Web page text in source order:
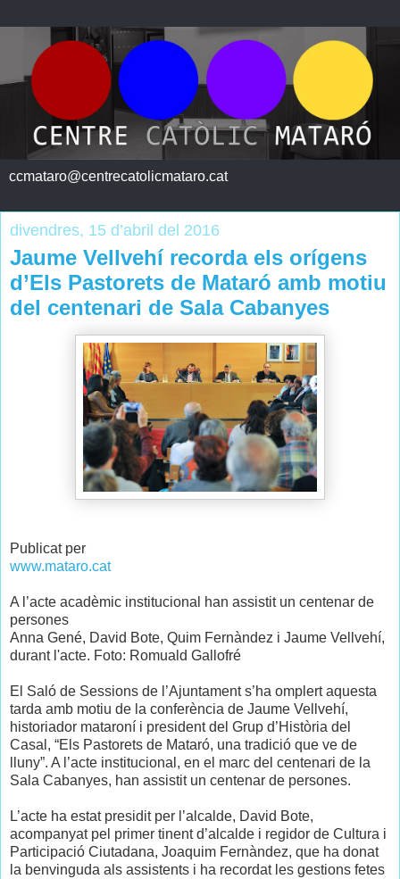
ccmataro@centrecatolicmataro.cat
divendres, 15 d’abril del 2016
Jaume Vellvehí recorda els orígens
d’Els Pastorets de Mataró amb motiu
del centenari de Sala Cabanyes
Publicat per
www.mataro.cat
A l’acte acadèmic institucional han assistit un centenar de
persones
Anna Gené, David Bote, Quim Fernàndez i Jaume Vellvehí,
durant l'acte. Foto: Romuald Gallofré
El Saló de Sessions de l’Ajuntament s’ha omplert aquesta
tarda amb motiu de la conferència de Jaume Vellvehí,
historiador mataroní i president del Grup d’Història del
Casal, “Els Pastorets de Mataró, una tradició que ve de
lluny”. A l’acte institucional, en el marc del centenari de la
Sala Cabanyes, han assistit un centenar de persones.
L’acte ha estat presidit per l’alcalde, David Bote,
acompanyat pel primer tinent d’alcalde i regidor de Cultura i
Participació Ciutadana, Joaquim Fernàndez, que ha donat
la benvinguda als assistents i ha recordat les gestions fetes